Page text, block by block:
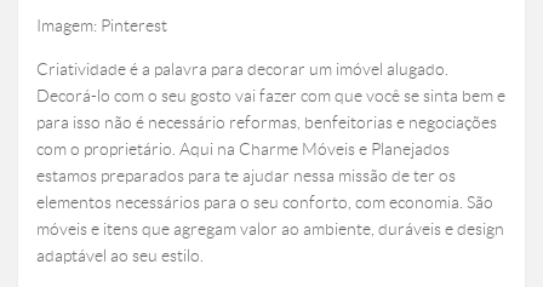
Imagem: Pinterest
Criatividade é a palavra para decorar um imóvel alugado.
Decorá-lo com o seu gosto vai fazer com que você se sinta bem e
para isso não é necessário reformas, benfeitorias e negociações
com o proprietário. Aqui na Charme Móveis e Planejados
estamos preparados para te ajudar nessa missão de ter os
elementos necessários para o seu conforto, com economia. São
móveis e itens que agregam valor ao ambiente, duráveis e design
adaptável ao seu estilo.